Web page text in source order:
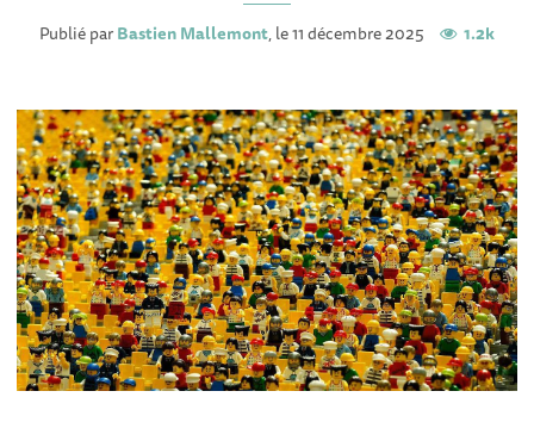
Publié parBastien Mallemont, le 11 décembre 2025 1.2k